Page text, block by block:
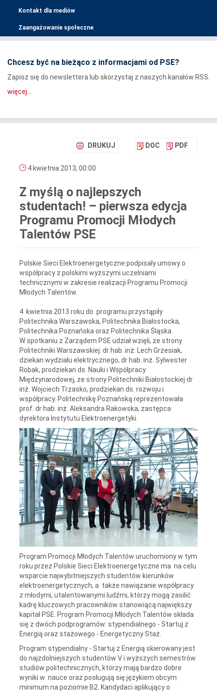
Kontakt dla mediów
Zaangażowanie społeczne
Chcesz być na bieżąco z informacjami od PSE?
Zapisz się do newslettera lub skorzystaj z naszych kanałów RSS.
więcej...
DRUKUJ DOC PDF
4 kwietnia 2013, 00:00
Z myślą o najlepszych
studentach! – pierwsza edycja
Programu Promocji Młodych
Talentów PSE
Polskie Sieci Elektroenergetyczne podpisały umowy o
współpracy z polskimi wyższymi uczelniami
technicznymi w zakresie realizacji Programu Promocji
Młodych Talentów.
4 kwietnia 2013 roku do programu przystąpiły
Politechnika Warszawska, Politechnika Białostocka,
Politechnika Poznańska oraz Politechnika Śląska.
W spotkaniu z Zarządem PSE udział wzięli, ze strony
Politechniki Warszawskiej: dr hab. inż. Lech Grzesiak,
dziekan wydziału elektrycznego, dr hab. inż. Sylwester
Robak, prodziekan ds. Nauki i Współpracy
Międzynarodowej, ze strony Politechniki Białostockiej dr
inż. Wojciech Trzasko, prodziekan ds. rozwoju i
współpracy. Politechnikę Poznańską reprezentowała
prof. dr hab. inż. Aleksandra Rakowska, zastępca
dyrektora Instytutu Elektroenergetyki.
Program Promocji Młodych Talentów uruchomiony w tym
roku przez Polskie Sieci Elektroenergetyczne ma na celu
wsparcie najwybitniejszych studentów kierunków
elektroenergetycznych, a także nawiązanie współpracy
z młodymi, utalentowanymi ludźmi, którzy mogą zasilić
kadrę kluczowych pracowników stanowiącą największy
kapitał PSE. Program Promocji Młodych Talentów składa
się z dwóch podprogramów: stypendialnego - Startuj z
Energią oraz stażowego - Energetyczny Staż.
Program stypendialny - Startuj z Energią skierowany jest
do najzdolniejszych studentów V i wyższych semestrów
studiów politechnicznych, którzy mają bardzo dobre
wyniki w nauce oraz posługują się językiem obcym
minimum na poziomie B2. Kandydaci aplikujący o